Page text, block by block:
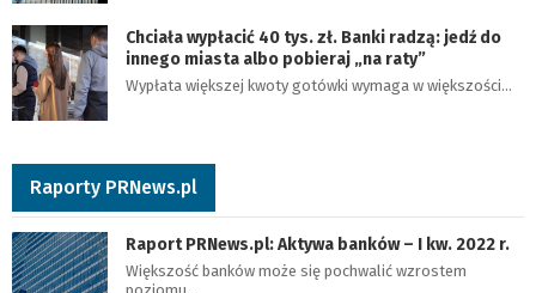
Chciała wypłacić 40 tys. zł. Banki radzą: jedź do
innego miasta albo pobieraj „na raty”
Wypłata większej kwoty gotówki wymaga w większości…
Raporty PRNews.pl
Raport PRNews.pl: Aktywa banków – I kw. 2022 r.
Większość banków może się pochwalić wzrostem